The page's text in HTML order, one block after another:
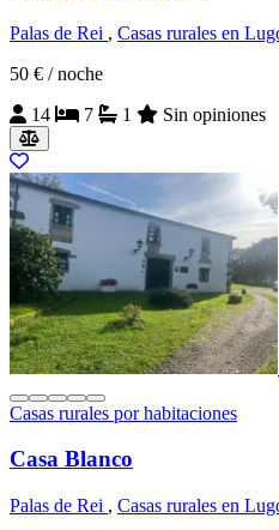
Palas de Rei , Casas rurales en
50 € / noche
14
7 1 Sin opiniones
Casas rurales por habitaciones
Casa Blanco
Palas de Rei , Casas rurales en